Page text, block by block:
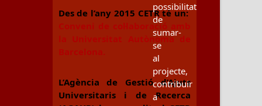
Des de l’any 2015 CETR té un:
Conveni de col·laboració amb
la Universitat Autònoma de
Barcelona.
L’Agència de Gestió d’Ajuts
Universitaris i de Recerca
possibilitat
de
sumar-
se
al
projecte,
contribuir
a